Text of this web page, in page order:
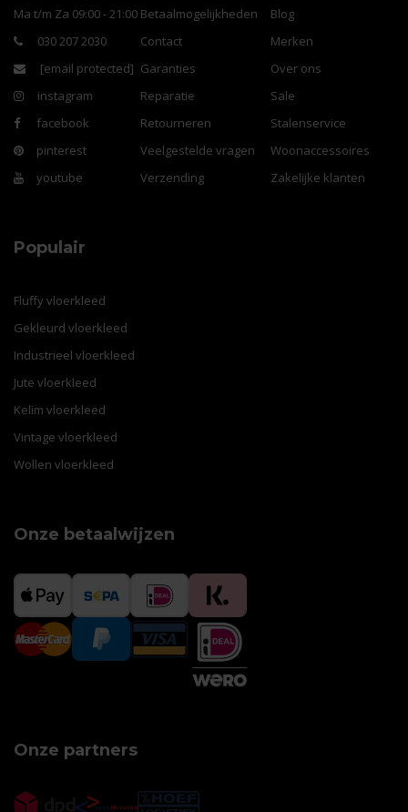
Ma t/m Za 09:00 - 21:00
030 207 2030
[email protected]
instagram
facebook
pinterest
youtube
Betaalmogelijkheden
Contact
Garanties
Reparatie
Retourneren
Veelgestelde vragen
Verzending
Blog
Merken
Over ons
Sale
Stalenservice
Woonaccessoires
Zakelijke klanten
Populair
Fluffy vloerkleed
Gekleurd vloerkleed
Industrieel vloerkleed
Jute vloerkleed
Kelim vloerkleed
Vintage vloerkleed
Wollen vloerkleed
Onze betaalwijzen
Onze partners